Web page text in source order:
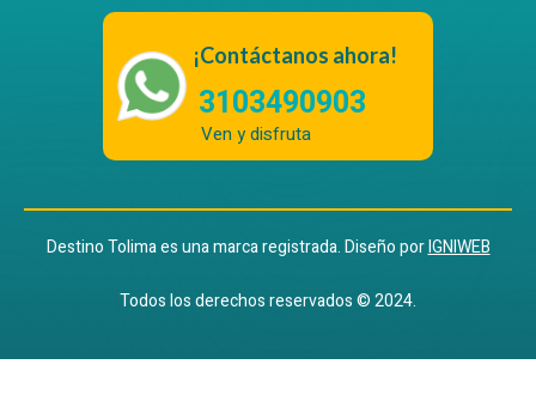
¡Contáctanos ahora!
3103490903
Ven y disfruta
Destino Tolima es una marca registrada. Diseño porIGNIWEB
Todos los derechos reservados © 2024.